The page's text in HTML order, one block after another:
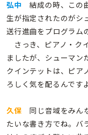
弘中 結成の時、この
生が指定されたのがシ
送行進曲をプログラム
さっき、ピアノ・ク
ましたが、シューマン
クインテットは、ピア
ろしく気を配るんです
久保 同じ音域をみん
たいな書き方でね。バ